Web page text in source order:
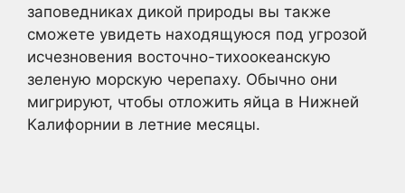
заповедниках дикой природы вы также
сможете увидеть находящуюся под угрозой
исчезновения восточно-тихоокеанскую
зеленую морскую черепаху. Обычно они
мигрируют, чтобы отложить яйца в Нижней
Калифорнии в летние месяцы.